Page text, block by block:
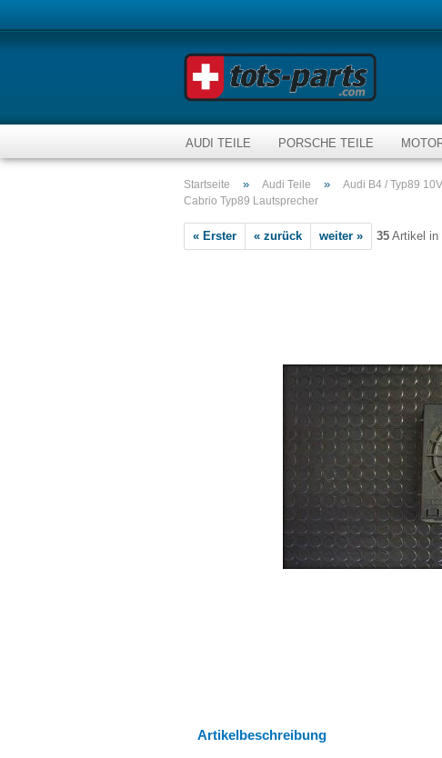
AUDI TEILE PORSCHE TEILE
Startseite » Audi Teile » Audi B4 / Typ89
Cabrio Typ89 Lautsprecher
« Erster « zurück weiter » 35 Artikel in
Artikelbeschreibung